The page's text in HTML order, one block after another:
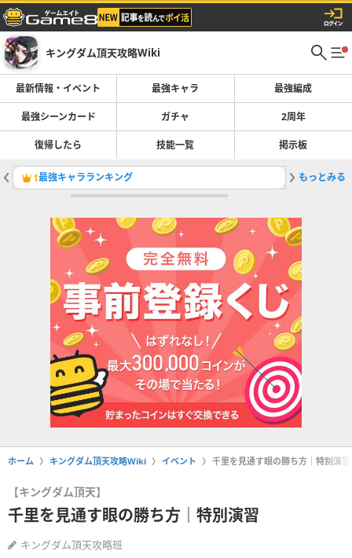
キングダム頂天攻略Wiki
最新情報・イベント 最強キャラ 最強編成
最強シーンカード ガチャ 2周年
復帰したら 技能一覧 掲示板
1最強キャラランキング 2［戦い
もっとみる
ホーム キングダム頂天攻略Wiki イベント 千里を見通す眼の勝ち方｜特別演習
【キングダム頂天】
千里を見通す眼の勝ち方｜特別演習
キングダム頂天攻略班